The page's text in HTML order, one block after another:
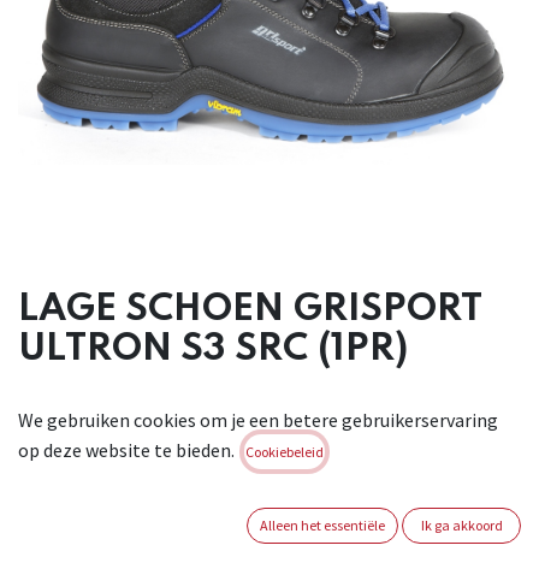
LAGE SCHOEN GRISPORT
ULTRON S3 SRC (1PR)
Lichtgewicht. Materiaal voering: Cambrelle®. Materiaal zool:
PU/TPU met een kevlar tussenzool. Deze combinatie zorgt
slip- en slijtvast, schokabsorberend, antistatisch en
hittebestendig tot 110 °zijn. Daarnaast beschikt de schoen
We gebruiken cookies om je een betere gebruikerservaring
op deze website te bieden.
Cookiebeleid
Alleen het essentiële Ik ga akkoord